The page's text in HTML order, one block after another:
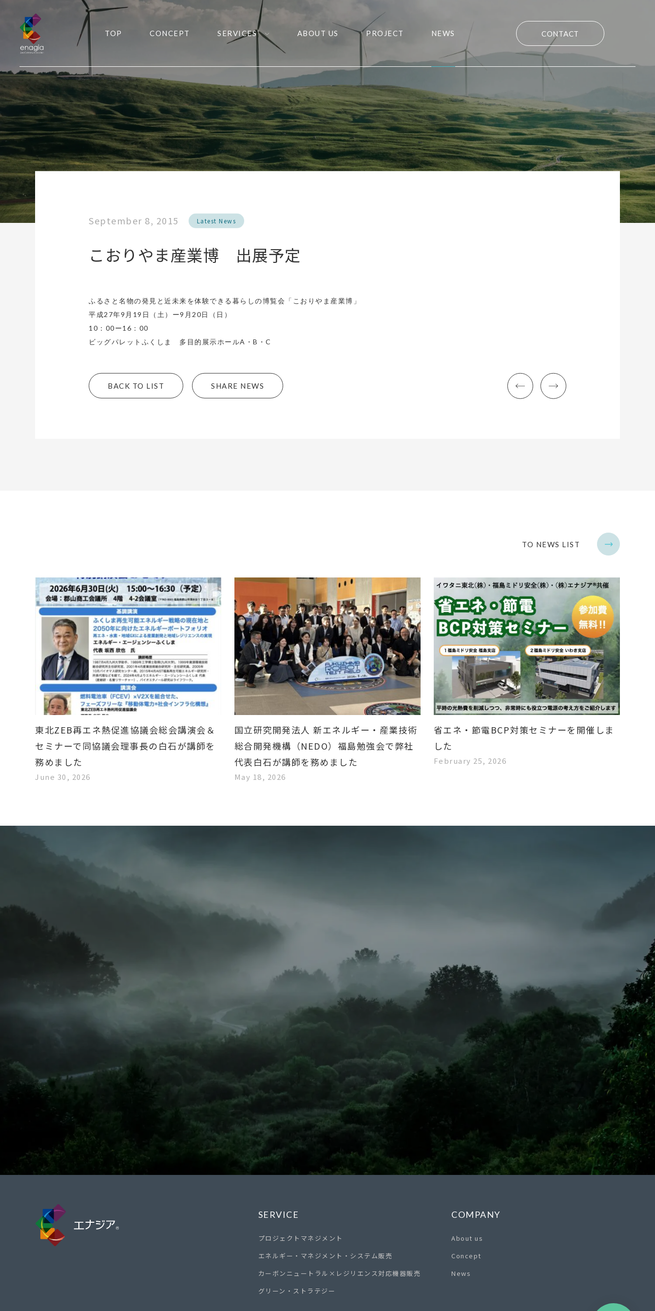
TOP CONCEPT SERVICES ABOUT US PROJECT NEWS CONTACT
September 8, 2015 Latest News
こおりやま産業博 出展予定
ふるさと名物の発見と近未来を体験できる暮らしの博覧会「こおりやま産業博」
平成27年9月19日（土）ー9月20日（日）
10：00ー16：00
ビッグパレットふくしま 多目的展示ホールA・B・C
BACK TO LIST SHARE NEWS
TO NEWS LIST
東北ZEB再エネ熱促進協議会総会講演会＆
セミナーで同協議会理事長の白石が講師を
務めました
June 30, 2026
国立研究開発法人 新エネルギー・産業技術
総合開発機構（NEDO）福島勉強会で弊社
代表白石が講師を務めました
May 18, 2026
省エネ・節電BCP対策セミナーを開催しま
した
February 25, 2026
SERVICE
プロジェクトマネジメント
エネルギー・マネジメント・システム販売
カーボンニュートラル×レジリエンス対応機器販売
グリーン・ストラテジー
COMPANY
About us
Concept
News